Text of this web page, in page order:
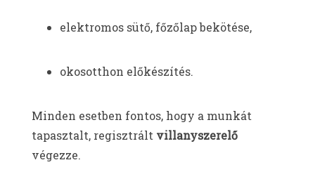
elektromos sütő, főzőlap bekötése,
okosotthon előkészítés.
Minden esetben fontos, hogy a munkát
tapasztalt, regisztrált villanyszerelő
végezze.